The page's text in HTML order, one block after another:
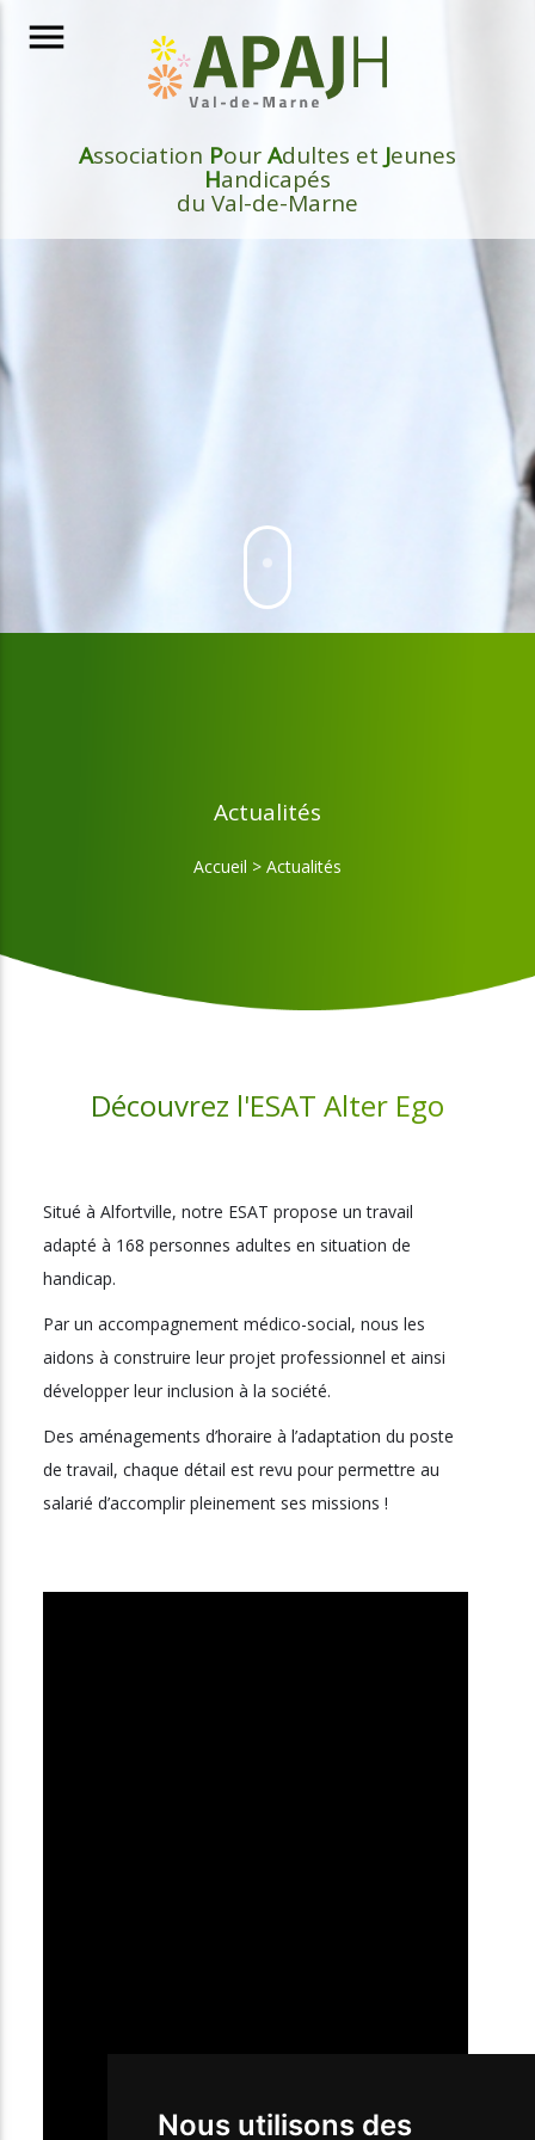
Nous utilisons des
Association PourAdultes et Jeunes
Handicapés
du Val-de-Marne
menu
Actualités
Accueil > Actualités
Découvrez l'ESAT Alter Ego
Situé à Alfortville, notre ESAT propose un travail
adapté à 168 personnes adultes en situation de
handicap.
Par un accompagnement médico-social, nous les
aidons à construire leur projet professionnel et ainsi
développer leur inclusion à la société.
Des aménagements d’horaire à l’adaptation du poste
de travail, chaque détail est revu pour permettre au
salarié d’accomplir pleinement ses missions !